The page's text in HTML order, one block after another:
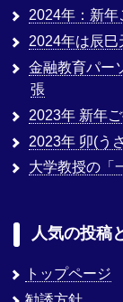
2024年：新年
2024年は辰巳
金融教育パー
張
2023年 新年
2023年 卯(う
大学教授の「
人気の投稿
トップページ